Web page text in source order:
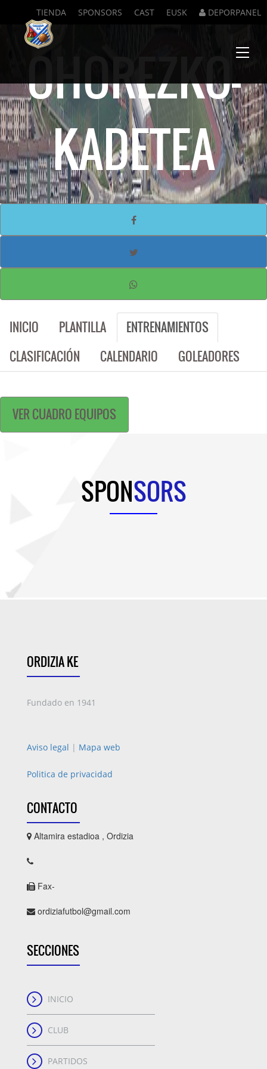
TIENDA SPONSORS CAST EUSK DEPORPANEL
Menu
OHOREZKO-
KADETEA
INICIO PLANTILLA
ENTRENAMIENTOS
CLASIFICACIÓN
CALENDARIO GOLEADORES
VER CUADRO EQUIPOS
SPONSORS
ORDIZIA KE
Fundado en 1941
Aviso legal | Mapa web
Politica de privacidad
CONTACTO
Altamira estadioa , Ordizia
Fax-
ordiziafutbol@gmail.com
SECCIONES
INICIO
CLUB
PARTIDOS